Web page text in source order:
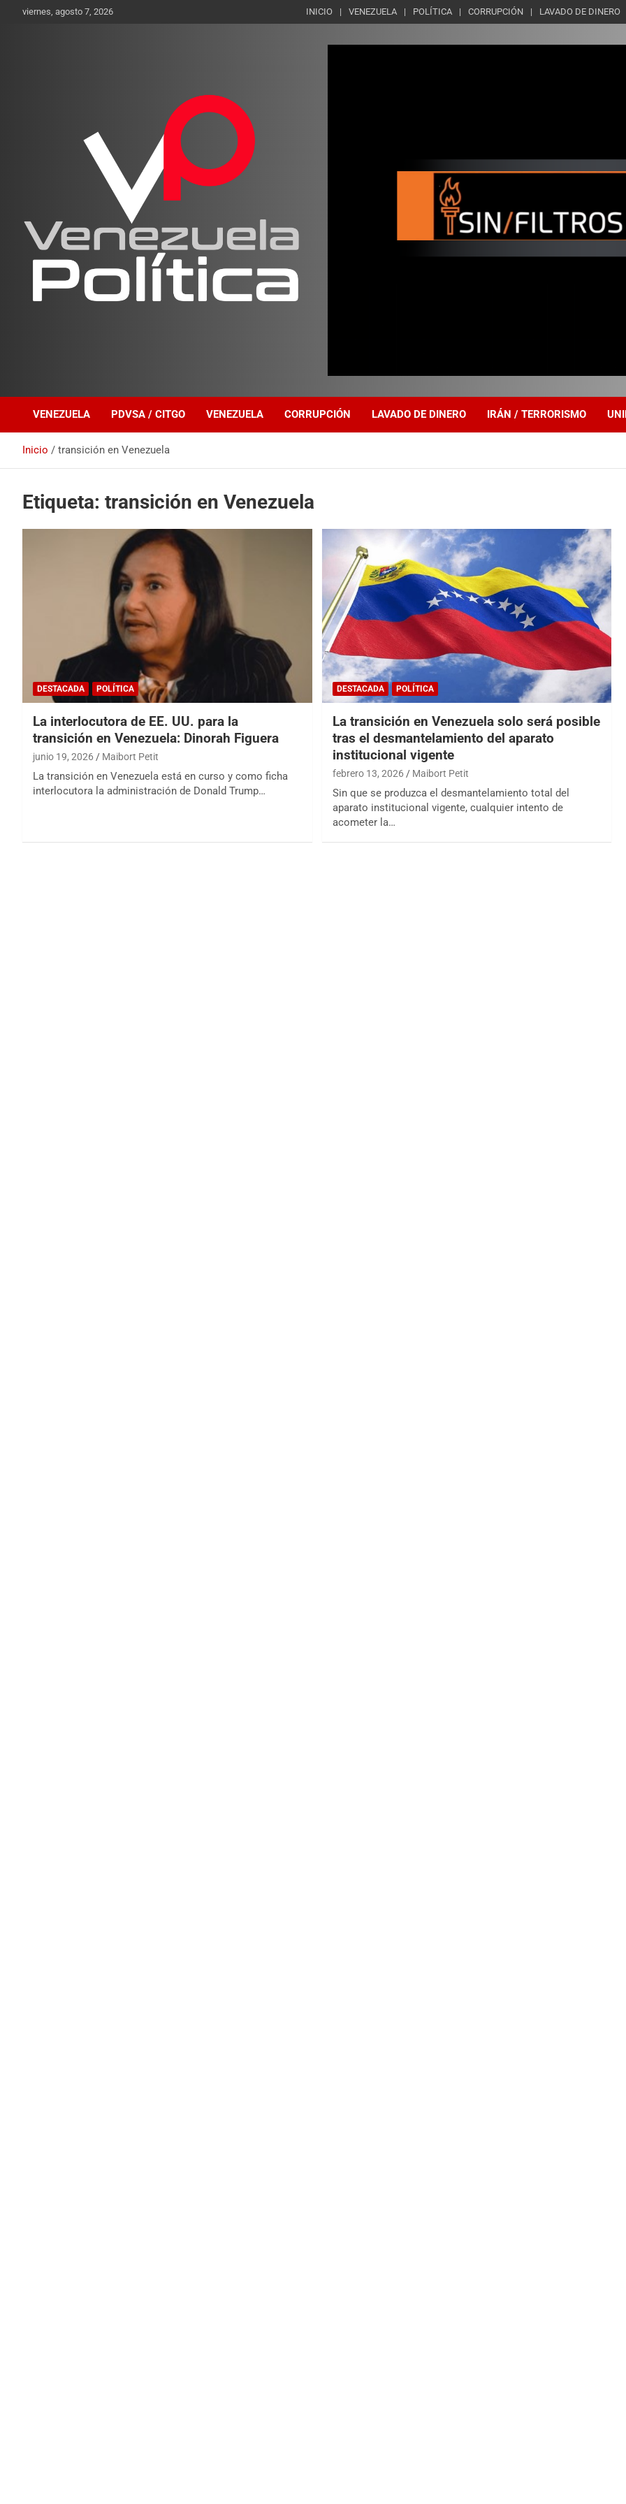
viernes, agosto 7, 2026 INICIO VENEZUELA POLÍTICA CORRUPCIÓN LAVADO DE DINERO
VENEZUELA PDVSA / CITGO VENEZUELA CORRUPCIÓN LAVADO DE DINERO IRÁN / TERRORISMO
Inicio transición en Venezuela
Etiqueta: transición en Venezuela
DESTACADA POLÍTICA
La interlocutora de EE. UU. para la
transición en Venezuela: Dinorah Figuera
junio 19, 2026 Maibort Petit
La transición en Venezuela está en curso y como ficha
interlocutora la administración de Donald Trump…
DESTACADA POLÍTICA
La transición en Venezuela solo será posible
tras el desmantelamiento del aparato
institucional vigente
febrero 13, 2026 Maibort Petit
Sin que se produzca el desmantelamiento total del
aparato institucional vigente, cualquier intento de
acometer la…